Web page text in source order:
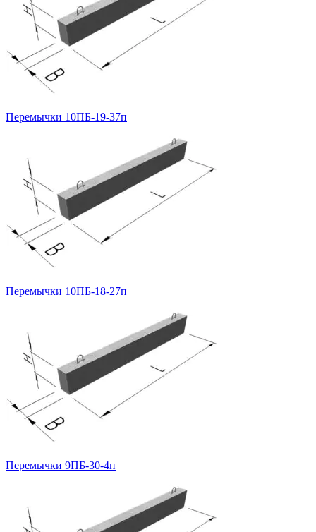
Перемычки 10ПБ-19-37п
Перемычки 10ПБ-18-27п
Перемычки 9ПБ-30-4п